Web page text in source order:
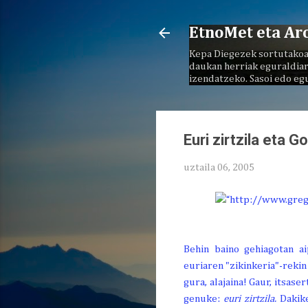
EtnoMet eta
Kepa Diegezek
daukan herriak
izendatzeko. Sasoi edo
Euri zirtzila eta
uztaila 06, 2005
Behin baino gehiagotan
euriaren "zikinkeria"-rekin
gura, alajaina! Gaur,
genuke: euri zirtzila.